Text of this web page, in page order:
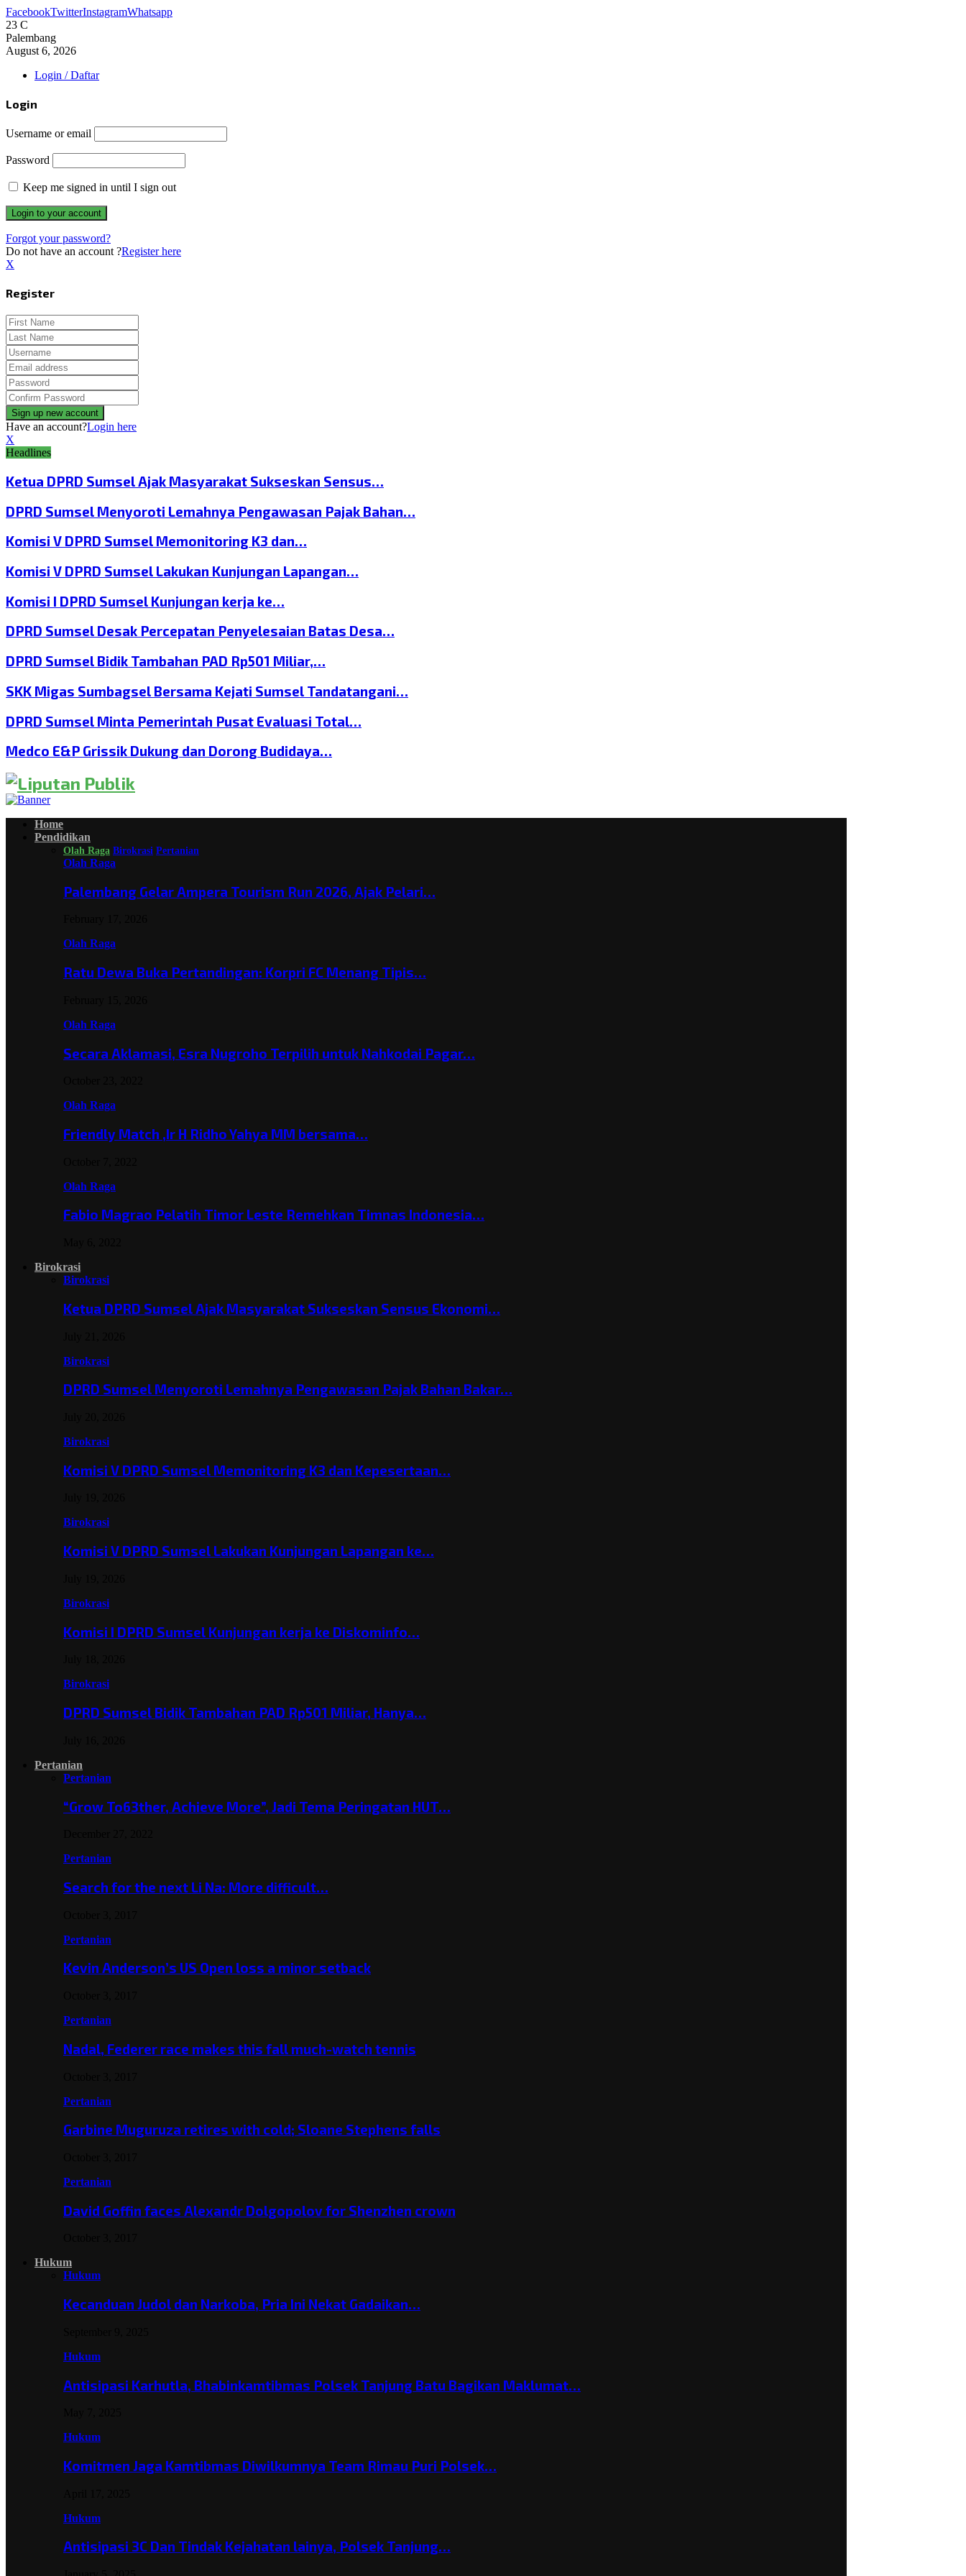
FacebookTwitterInstagramWhatsapp
23 C
Palembang
August 6, 2026
Login / Daftar
Login
Username or email
Password
Keep me signed in until I sign out
Forgot your password?
Do not have an account ?Register here
X
Register
Have an account?Login here
X
Headlines
Ketua DPRD Sumsel Ajak Masyarakat Sukseskan Sensus…
DPRD Sumsel Menyoroti Lemahnya Pengawasan Pajak Bahan…
Komisi V DPRD Sumsel Memonitoring K3 dan…
Komisi V DPRD Sumsel Lakukan Kunjungan Lapangan…
Komisi I DPRD Sumsel Kunjungan kerja ke…
DPRD Sumsel Desak Percepatan Penyelesaian Batas Desa…
DPRD Sumsel Bidik Tambahan PAD Rp501 Miliar,…
SKK Migas Sumbagsel Bersama Kejati Sumsel Tandatangani…
DPRD Sumsel Minta Pemerintah Pusat Evaluasi Total…
Medco E&P Grissik Dukung dan Dorong Budidaya…
Home
Pendidikan
Olah Raga Birokrasi Pertanian
Olah Raga
Palembang Gelar Ampera Tourism Run 2026, Ajak Pelari…
Olah Raga
Ratu Dewa Buka Pertandingan: Korpri FC Menang Tipis…
Olah Raga
Secara Aklamasi, Esra Nugroho Terpilih untuk Nahkodai Pagar…
Olah Raga
Friendly Match ,Ir H Ridho Yahya MM bersama…
Olah Raga
Fabio Magrao Pelatih Timor Leste Remehkan Timnas Indonesia…
Birokrasi
Birokrasi
Ketua DPRD Sumsel Ajak Masyarakat Sukseskan Sensus Ekonomi…
Birokrasi
DPRD Sumsel Menyoroti Lemahnya Pengawasan Pajak Bahan Bakar…
Birokrasi
Komisi V DPRD Sumsel Memonitoring K3 dan Kepesertaan…
Birokrasi
Komisi V DPRD Sumsel Lakukan Kunjungan Lapangan ke…
Birokrasi
Komisi I DPRD Sumsel Kunjungan kerja ke Diskominfo…
Birokrasi
DPRD Sumsel Bidik Tambahan PAD Rp501 Miliar, Hanya…
Pertanian
Pertanian
“Grow To63ther, Achieve More”, Jadi Tema Peringatan HUT…
Pertanian
Search for the next Li Na: More difficult…
Pertanian
Kevin Anderson’s US Open loss a minor setback
Pertanian
Nadal, Federer race makes this fall much-watch tennis
Pertanian
Garbine Muguruza retires with cold; Sloane Stephens falls
Pertanian
David Goffin faces Alexandr Dolgopolov for Shenzhen crown
Hukum
Hukum
Kecanduan Judol dan Narkoba, Pria Ini Nekat Gadaikan…
Hukum
Antisipasi Karhutla, Bhabinkamtibmas Polsek Tanjung Batu Bagikan Maklumat…
Hukum
Komitmen Jaga Kamtibmas Diwilkumnya Team Rimau Puri Polsek…
Hukum
Antisipasi 3C Dan Tindak Kejahatan lainya, Polsek Tanjung…